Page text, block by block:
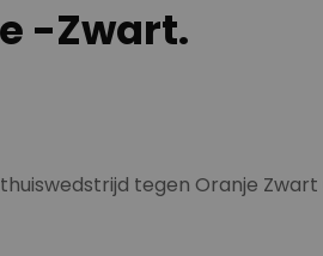
-Zwart.
tegen Oranje